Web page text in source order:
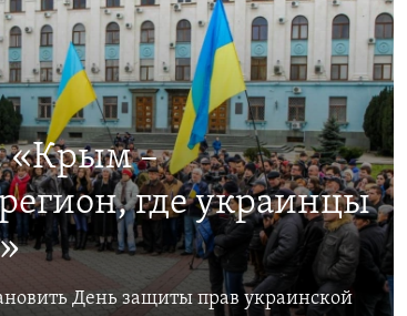
«Крым –
где украинцы
День защиты прав украинской